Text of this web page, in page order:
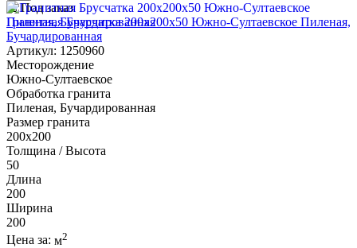
Под заказ
Гранитная Брусчатка 200х200x50 Южно-Султаевское Пиленая,
Бучардированная
Артикул: 1250960
Месторождение
Южно-Султаевское
Обработка гранита
Пиленая, Бучардированная
Размер гранита
200х200
Толщина / Высота
50
Длина
200
Ширина
200
Цена за: м2